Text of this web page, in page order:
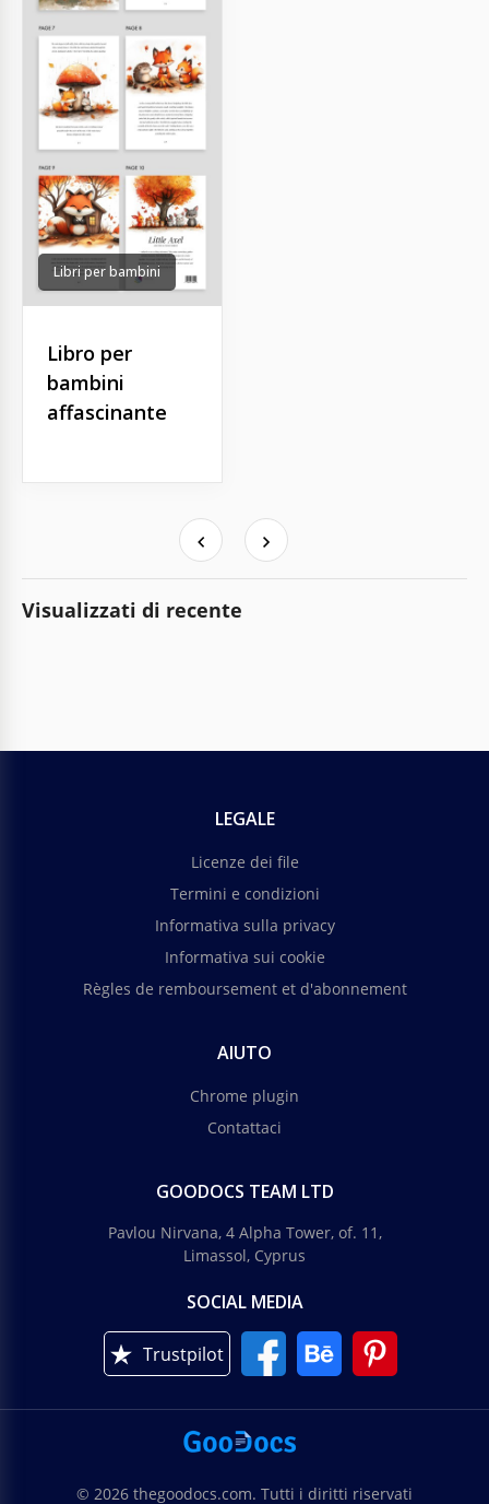
Libri per bambini
Libro per
bambini
affascinante
Visualizzati di recente
LEGALE
Licenze dei file
Termini e condizioni
Informativa sulla privacy
Informativa sui cookie
Règles de remboursement et d'abonnement
AIUTO
Chrome plugin
Contattaci
GOODOCS TEAM LTD
Pavlou Nirvana, 4 Alpha Tower, of. 11,
Limassol, Cyprus
SOCIAL MEDIA
Trustpilot
© 2026 thegoodocs.com. Tutti i diritti riservati